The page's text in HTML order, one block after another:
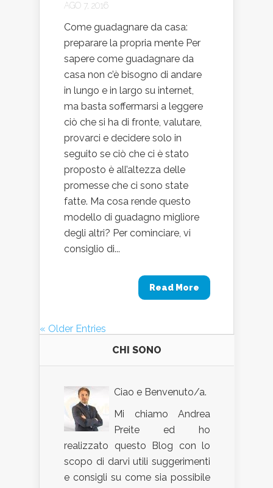
AGO 7, 2016
Come guadagnare da casa:
preparare la propria mente Per
sapere come guadagnare da
casa non c’è bisogno di andare
in lungo e in largo su internet,
ma basta soffermarsi a leggere
ciò che si ha di fronte, valutare,
provarci e decidere solo in
seguito se ciò che ci è stato
proposto è all’altezza delle
promesse che ci sono state
fatte. Ma cosa rende questo
modello di guadagno migliore
degli altri? Per cominciare, vi
consiglio di...
Read More
« Older Entries
CHI SONO
Ciao e Benvenuto/a.
Mi chiamo Andrea
Preite ed ho
realizzato questo Blog con lo
scopo di darvi utili suggerimenti
e consigli su come sia possibile